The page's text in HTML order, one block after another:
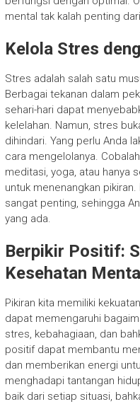
mental tak kalah penting
Kelola Stres
Stres adalah salah satu
Berbagai tekanan dalam
sehari-hari dapat
kelelahan. Namun, stres
dihindari. Yang perlu Anda
cara mengelolanya.
meditasi, yoga, atau hanya
untuk menenangkan
sangat penting, sehingga
yang ada.
Berpikir Positif:
Kesehatan Mental
Pikiran kita memiliki
dapat memengaruhi
stres, kebahagiaan, dan
positif dapat membantu
dan memberikan energi
menghadapi tantangan
baik dari setiap situasi,